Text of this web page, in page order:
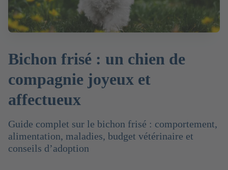
Bichon frisé : un chien de
compagnie joyeux et
affectueux
Guide complet sur le bichon frisé : comportement,
alimentation, maladies, budget vétérinaire et
conseils d’adoption